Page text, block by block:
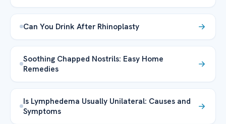
Can You Drink After Rhinoplasty
Soothing Chapped Nostrils: Easy Home
Remedies
Is Lymphedema Usually Unilateral: Causes and
Symptoms